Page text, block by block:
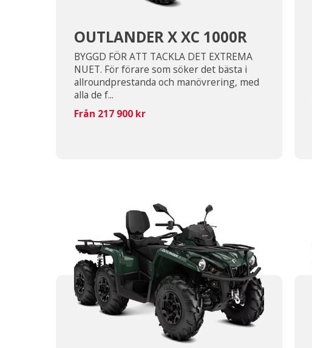
OUTLANDER X XC 1000R
BYGGD FÖR ATT TACKLA DET EXTREMA
NUET. För förare som söker det bästa i
allroundprestanda och manövrering, med
alla de f...
Från 217 900 kr